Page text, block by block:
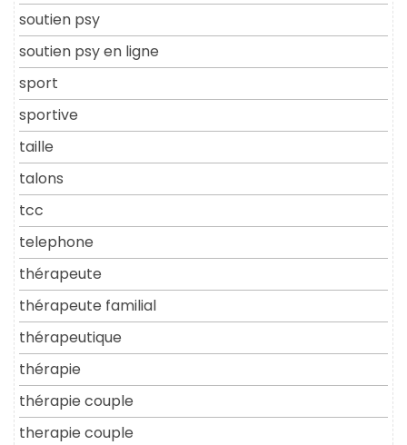
soutien psy
soutien psy en ligne
sport
sportive
taille
talons
tcc
telephone
thérapeute
thérapeute familial
thérapeutique
thérapie
thérapie couple
therapie couple